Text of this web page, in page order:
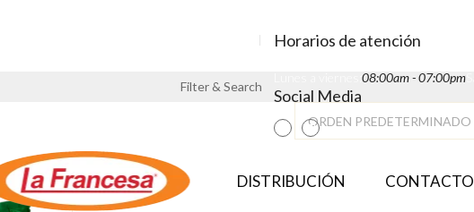
Horarios de atención
08:00am - 07:00pm
Social Media
DISTRIBUCIÓN CONTACTO
Filter & Search